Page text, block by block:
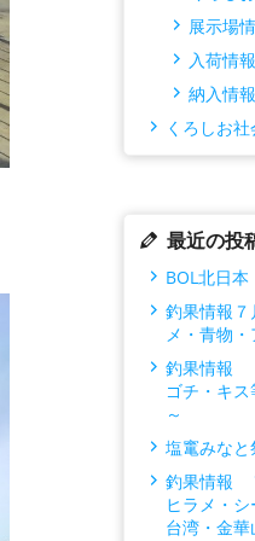
展示場
入荷情報
納入情報
くろしお
最近の投
BOL北日
釣果情報
メ・青物
釣果情
ゴチ・キ
～
塩竃みなと
釣果情報
ヒラメ・
台湾・金華